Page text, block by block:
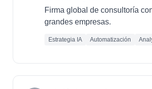
Firma global de consultoría
grandes empresas.
Estrategia IA Automatización